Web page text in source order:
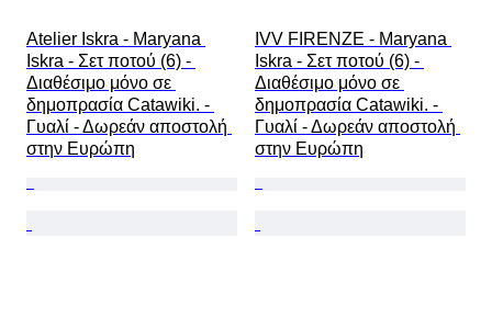
Atelier Iskra - Maryana
Iskra - Σετ ποτού (6) -
Διαθέσιμο μόνο σε
δημοπρασία Catawiki. -
Γυαλί - Δωρεάν αποστολή
στην Ευρώπη
IVV FIRENZE - Maryana
Iskra - Σετ ποτού (6) -
Διαθέσιμο μόνο σε
δημοπρασία Catawiki. -
Γυαλί - Δωρεάν αποστολή
στην Ευρώπη